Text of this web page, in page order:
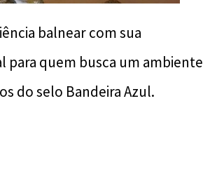
balnear com sua
para quem busca um ambiente
do selo Bandeira Azul.